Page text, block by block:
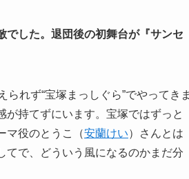
でした。退団後の初舞台が『サンセ
れず“宝塚まっしぐら”でやってき
が持てずにいます。宝塚ではずっと
マ役のとうこ（安蘭けい）さんとは
てで、どういう風になるのかまだ分